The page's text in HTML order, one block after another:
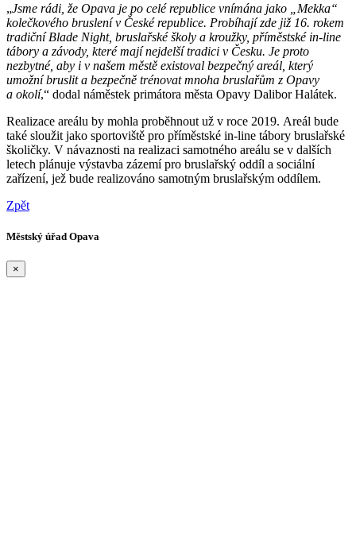
„Jsme rádi, že Opava je po celé republice vnímána jako „Mekka“
kolečkového bruslení v České republice. Probíhají zde již 16. rokem
tradiční Blade Night, bruslařské školy a kroužky, příměstské in-line
tábory a závody, které mají nejdelší tradici v Česku. Je proto
nezbytné, aby i v našem městě existoval bezpečný areál, který
umožní bruslit a bezpečně trénovat mnoha bruslařům z Opavy
a okolí,“ dodal náměstek primátora města Opavy Dalibor Halátek.
Realizace areálu by mohla proběhnout už v roce 2019. Areál bude
také sloužit jako sportoviště pro příměstské in-line tábory bruslařské
školičky. V návaznosti na realizaci samotného areálu se v dalších
letech plánuje výstavba zázemí pro bruslařský oddíl a sociální
zařízení, jež bude realizováno samotným bruslařským oddílem.
Zpět
Městský úřad Opava
×